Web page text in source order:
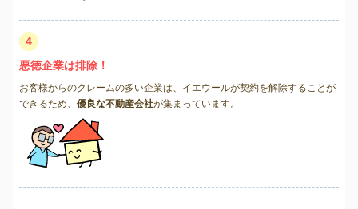
4
悪徳企業は排除！
お客様からのクレームの多い企業は、イエウールが契約を解除することが
できるため、 優良な不動産会社が集まっています。